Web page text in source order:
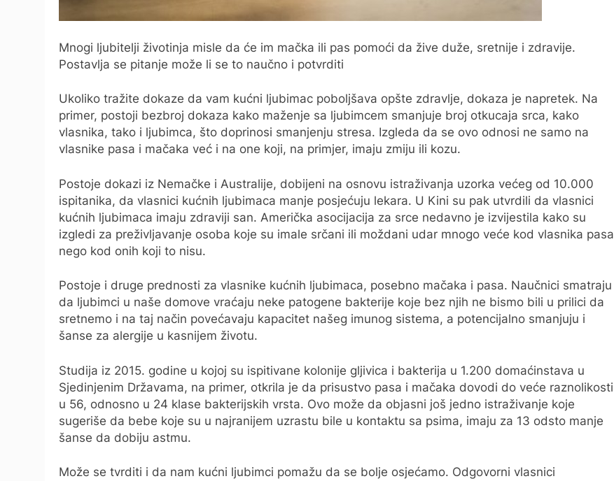
Mnogi ljubitelji životinja misle da će im mačka ili pas pomoći da žive duže, sretnije i zdravije.
Postavlja se pitanje može li se to naučno i potvrditi
Ukoliko tražite dokaze da vam kućni ljubimac poboljšava opšte zdravlje, dokaza je napretek. Na
primer, postoji bezbroj dokaza kako maženje sa ljubimcem smanjuje broj otkucaja srca, kako
vlasnika, tako i ljubimca, što doprinosi smanjenju stresa. Izgleda da se ovo odnosi ne samo na
vlasnike pasa i mačaka već i na one koji, na primjer, imaju zmiju ili kozu.
Postoje dokazi iz Nemačke i Australije, dobijeni na osnovu istraživanja uzorka većeg od 10.000
ispitanika, da vlasnici kućnih ljubimaca manje posjećuju lekara. U Kini su pak utvrdili da vlasnici
kućnih ljubimaca imaju zdraviji san. Američka asocijacija za srce nedavno je izvijestila kako su
izgledi za preživljavanje osoba koje su imale srčani ili moždani udar mnogo veće kod vlasnika pasa
nego kod onih koji to nisu.
Postoje i druge prednosti za vlasnike kućnih ljubimaca, posebno mačaka i pasa. Naučnici smatraju
da ljubimci u naše domove vraćaju neke patogene bakterije koje bez njih ne bismo bili u prilici da
sretnemo i na taj način povećavaju kapacitet našeg imunog sistema, a potencijalno smanjuju i
šanse za alergije u kasnijem životu.
Studija iz 2015. godine u kojoj su ispitivane kolonije gljivica i bakterija u 1.200 domaćinstava u
Sjedinjenim Državama, na primer, otkrila je da prisustvo pasa i mačaka dovodi do veće raznolikosti
u 56, odnosno u 24 klase bakterijskih vrsta. Ovo može da objasni još jedno istraživanje koje
sugeriše da bebe koje su u najranijem uzrastu bile u kontaktu sa psima, imaju za 13 odsto manje
šanse da dobiju astmu.
Može se tvrditi i da nam kućni ljubimci pomažu da se bolje osjećamo. Odgovorni vlasnici